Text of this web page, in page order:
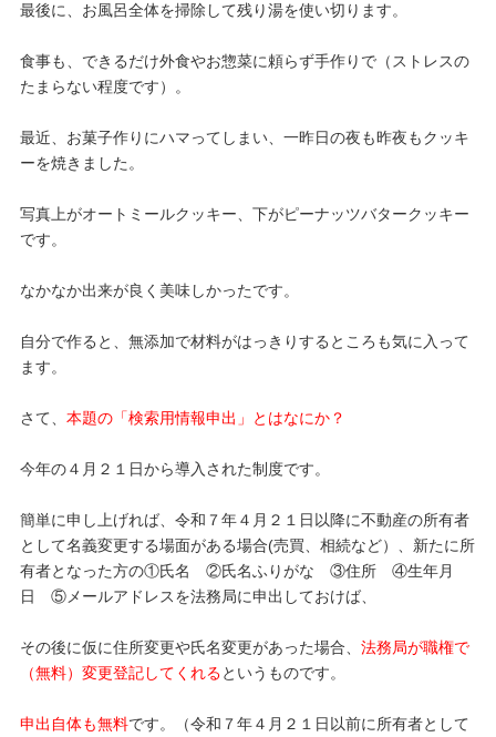
最後に、お風呂全体を掃除して残り湯を使い切ります。
食事も、できるだけ外食やお惣菜に頼らず手作りで（ストレスの
たまらない程度です）。
最近、お菓子作りにハマってしまい、一昨日の夜も昨夜もクッキ
ーを焼きました。
写真上がオートミールクッキー、下がピーナッツバタークッキー
です。
なかなか出来が良く美味しかったです。
自分で作ると、無添加で材料がはっきりするところも気に入って
ます。
さて、 本題の「検索用情報申出」とはなにか？
今年の４月２１日から導入された制度です。
簡単に申し上げれば、令和７年４月２１日以降に不動産の所有者
として名義変更する場面がある場合(売買、相続など）、新たに所
有者となった方の①氏名 ②氏名ふりがな ③住所 ④生年月
日 ⑤メールアドレスを法務局に申出しておけば、
その後に仮に住所変更や氏名変更があった場合、 法務局が職権で
（無料）変更登記してくれるというものです。
申出自体も無料です。（令和７年４月２１日以前に所有者として